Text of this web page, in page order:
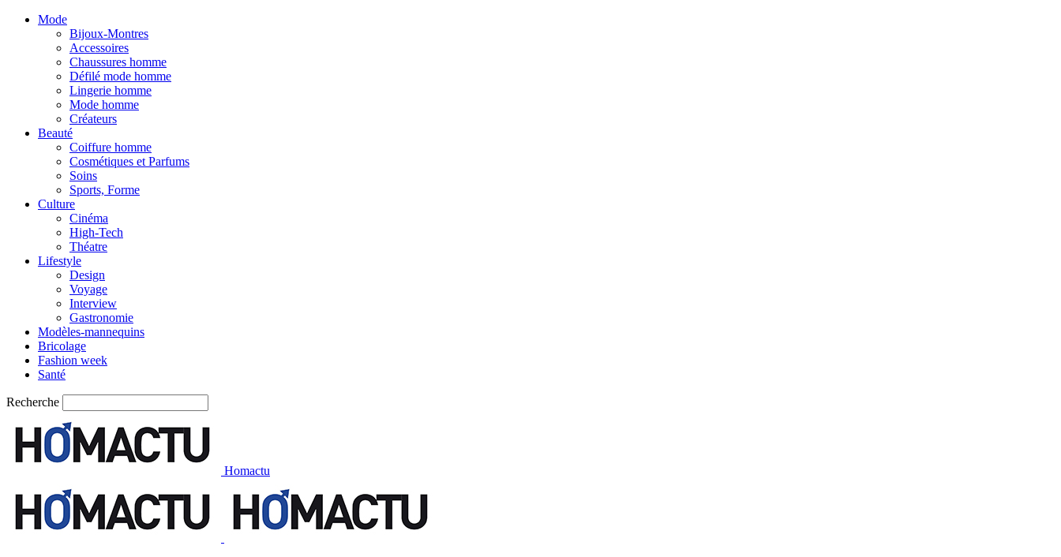
Mode
Bijoux-Montres
Accessoires
Chaussures homme
Défilé mode homme
Lingerie homme
Mode homme
Créateurs
Beauté
Coiffure homme
Cosmétiques et Parfums
Soins
Sports, Forme
Culture
Cinéma
High-Tech
Théatre
Lifestyle
Design
Voyage
Interview
Gastronomie
Modèles-mannequins
Bricolage
Fashion week
Santé
Recherche
Homactu